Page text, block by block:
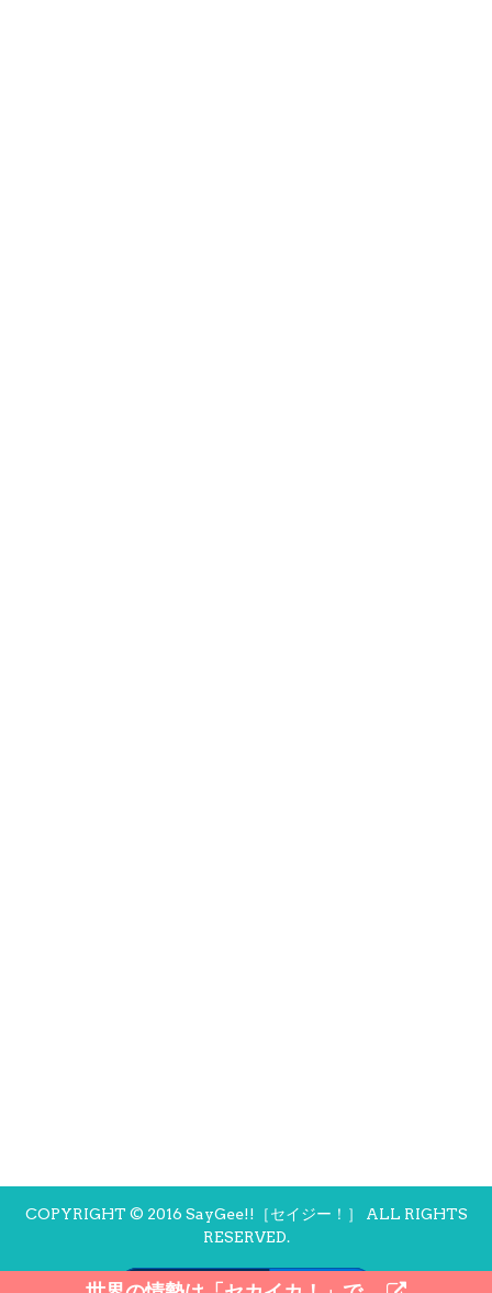
COPYRIGHT © 2016 SayGee!!［セイジー！］ ALL RIGHTS
RESERVED.
モバイル PC